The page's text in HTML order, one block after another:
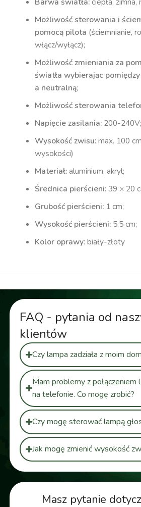
Możliwość sterowania i
pomocą pilota (ściemnianie,
włącz/wyłącz);
Możliwość zmieniania za
światła wybierając pomiędzy
a neutralną;
Możliwość sterowania
Napięcie zasilania: 200-240V;
Wysokość zwisu:max. 100
wysokości)
Materiał:aluminium, akryl;
Średnica pierścieni:39 × 20
Grubość pierścieni: 1 cm;
Wysokość pierścieni: 5.5 cm;
Kolor oprawy: biały-złoty
Masz pytanie
FAQ - pytania od
klientów
Czy lampa zadziała z moim
Mam problemy z połączeniem
na telefonie. Co mogę zrobić?
Czy mogę sterować lampą
Jak mogę zmienić wysokość